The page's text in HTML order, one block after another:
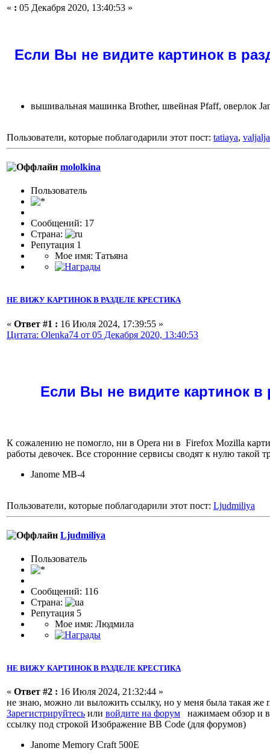
« : 05 Декабря 2020, 13:40:53 »
Если Вы не видите картинок в
вышивальная машинка Brother, швейная Pfaff, оверлок
Пользователи, которые поблагодарили этот пост: tatiaya, valjalja
mololkina
Пользоватeль
Сообщений: 17
Страна:
Репутация 1
Мое имя: Татьяна
НЕ ВИЖУ КАРТИНОК В РАЗДЕЛЕ КРЕСТИКА
« Ответ #1 : 16 Июля 2024, 17:39:55 »
Цитата: Olenka74 от 05 Декабря 2020, 13:40:53
Если Вы не видите картинок в
К сожалению не помогло, ни в Opera ни в Firefox Mozilla
работы девочек. Все сторонние сервисы сводят к нулю такой
Janome MB-4
Пользователи, которые поблагодарили этот пост: Ljudmiliya
Ljudmiliya
Пользовaтeль
Сообщений: 116
Страна:
Репутация 5
Мое имя: Людмила
НЕ ВИЖУ КАРТИНОК В РАЗДЕЛЕ КРЕСТИКА
« Ответ #2 : 16 Июля 2024, 21:32:44 »
не знаю, можно ли выложить ссылку, но у меня была такая
Зарегистрируйтесь или войдите на форум нажимаем обзор и
ссылку под строкой Изображение BB Code (для форумов)
Janome Memory Craft 500E